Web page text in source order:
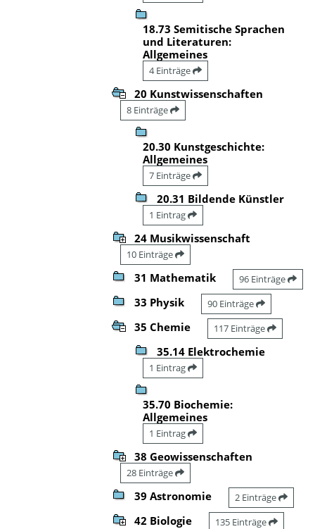
18.73 Semitische Sprachen
und Literaturen:
Allgemeines
4 Einträge
20 Kunstwissenschaften
8 Einträge
20.30 Kunstgeschichte:
Allgemeines
7 Einträge
20.31 Bildende Künstler
1 Eintrag
24 Musikwissenschaft
10 Einträge
31 Mathematik 96 Einträge
33 Physik 90 Einträge
35 Chemie 117 Einträge
35.14 Elektrochemie
1 Eintrag
35.70 Biochemie:
Allgemeines
1 Eintrag
38 Geowissenschaften
28 Einträge
39 Astronomie 2 Einträge
42 Biologie 135 Einträge